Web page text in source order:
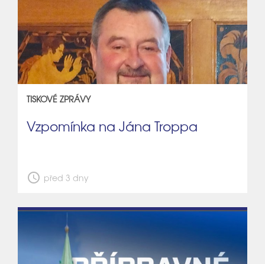
TISKOVÉ ZPRÁVY
Vzpomínka na Jána Troppa
schedule před 3 dny